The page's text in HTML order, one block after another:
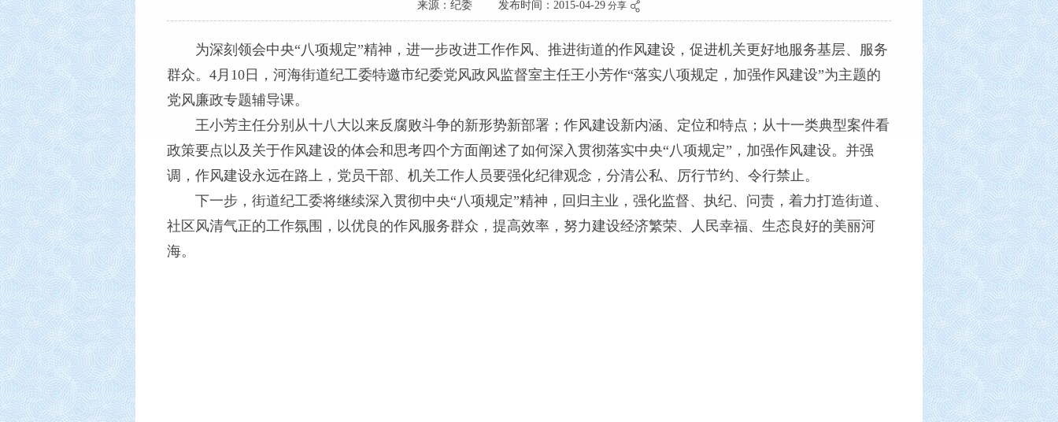
来源：纪委 发布时间：2015-04-29 分享
为深刻领会中央“八项规定”精神，进一步改进工作作风、推进街道的作风建设，促进机关更好地服务基层、服务
群众。4月10日，河海街道纪工委特邀市纪委党风政风监督室主任王小芳作“落实八项规定，加强作风建设”为主题的
党风廉政专题辅导课。
王小芳主任分别从十八大以来反腐败斗争的新形势新部署；作风建设新内涵、定位和特点；从十一类典型案件看
政策要点以及关于作风建设的体会和思考四个方面阐述了如何深入贯彻落实中央“八项规定”，加强作风建设。并强
调，作风建设永远在路上，党员干部、机关工作人员要强化纪律观念，分清公私、厉行节约、令行禁止。
下一步，街道纪工委将继续深入贯彻中央“八项规定”精神，回归主业，强化监督、执纪、问责，着力打造街道、
社区风清气正的工作氛围，以优良的作风服务群众，提高效率，努力建设经济繁荣、人民幸福、生态良好的美丽河
海。